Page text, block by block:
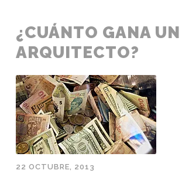
¿CUÁNTO GANA UN
ARQUITECTO?
22 OCTUBRE, 2013